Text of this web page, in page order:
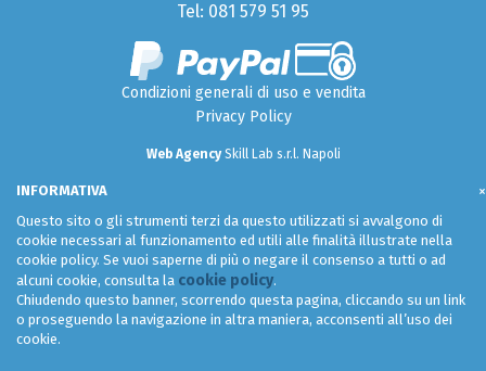
Tel: 081 579 51 95
Condizioni generali di uso e vendita
Privacy Policy
Web AgencySkill Lab s.r.l. Napoli
×
INFORMATIVA
Questo sito o gli strumenti terzi da questo utilizzati si avvalgono di
cookie necessari al funzionamento ed utili alle finalità illustrate nella
cookie policy. Se vuoi saperne di più o negare il consenso a tutti o ad
alcuni cookie, consulta la cookie policy.
Chiudendo questo banner, scorrendo questa pagina, cliccando su un link
o proseguendo la navigazione in altra maniera, acconsenti all’uso dei
cookie.